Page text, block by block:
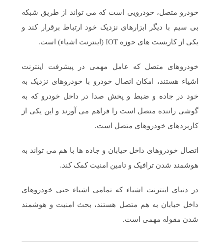
خودرو متصل، خودرویی است که می تواند از طریق شبکه
بی سیم با دیگر ابزارهای نزدیک خود ارتباط برقرار کند و
یکی از کاربست های حوزه IOT (اینترنت اشیاء) است.
خودروهای متصل که عامل مهمی در پیشرفت اینترنت
اشیاء هستند، امکان اتصال خودرو با خودروهای نزدیک به
خود در جاده و ضبط و پخش صدا در داخل خودرو که به
گوشی راننده متصل است را فراهم می آورند و این یکی از
کاربردهای خودروهای متصل است.
اتصال خودروهای داخل خیابان و جاده ها با هم می تواند به
هوشمند شدن ترافیک و تامین امنیت کمک کند.
در دنیای اینترنت اشیاء که تمامی اشیاء حتی خودروهای
داخل خیابان به هم متصل هستند، بحث امنیت و هوشمند
شدن مقوله مهمی است.